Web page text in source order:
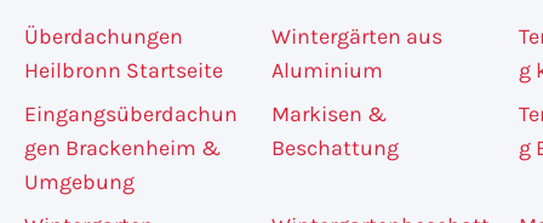
Überdachungen
Heilbronn Startseite
Wintergärten aus
Aluminium
g
Eingangsüberdachun
gen Brackenheim &
Umgebung
Markisen &
Beschattung
g